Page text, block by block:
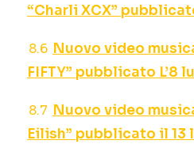
“Charli XCX”
Nuovo video
FIFTY” pubblicato L’8
Nuovo video
Eilish” pubblicato il 13